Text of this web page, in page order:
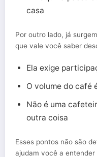
casa
Por outro lado, já
que vale você saber
Ela exige
O volume do café
Não é uma
outra coisa
Esses pontos não são
ajudam você a entender